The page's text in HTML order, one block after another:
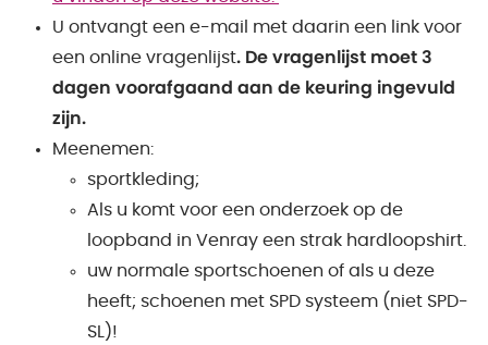
U ontvangt een e-mail met daarin een link voor
een online vragenlijst. De vragenlijst moet 3
dagen voorafgaand aan de keuring ingevuld
zijn.
Meenemen:
sportkleding;
Als u komt voor een onderzoek op de
loopband in Venray een strak hardloopshirt.
uw normale sportschoenen of als u deze
heeft; schoenen met SPD systeem (niet SPD-
SL)!